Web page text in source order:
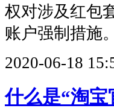
权对涉及红包
账户强制措施。
2020-06-18
什么是“淘宝